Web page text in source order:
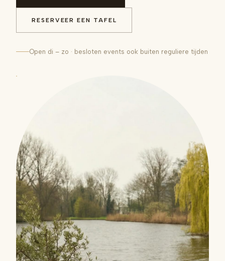
RESERVEER EEN TAFEL
Open di – zo · besloten events ook buiten reguliere tijden